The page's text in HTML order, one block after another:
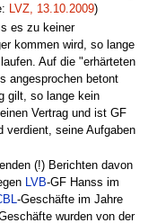
LVZ, 13.10.2009)
es zu keiner
kommen wird, so lange
Auf die "erhärteten
angesprochen betont
gilt, so lange kein
Vertrag und ist GF
verdient, seine Aufgaben
(!) Berichten davon
LVB-GF Hanss im
-Geschäfte im Jahre
wurden von der